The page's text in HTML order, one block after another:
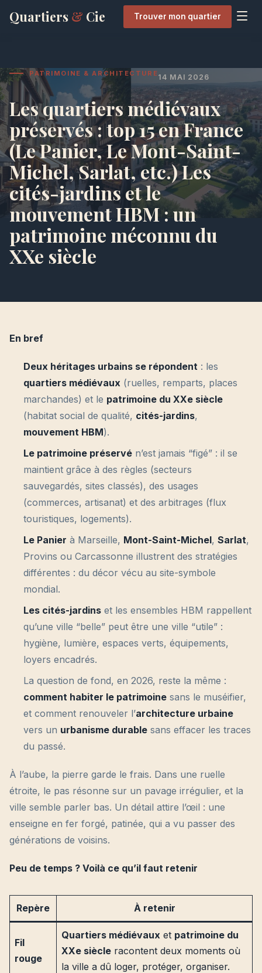
Quartiers & Cie Trouver mon quartier
PATRIMOINE & ARCHITECTURE14 MAI 2026
Les quartiers médiévaux
préservés : top 15 en France
(Le Panier, Le Mont-Saint-
Michel, Sarlat, etc.) Les
cités-jardins et le
mouvement HBM : un
patrimoine méconnu du
XXe siècle
En bref
Deux héritages urbains se répondent : les
quartiers médiévaux (ruelles, remparts, places
marchandes) et le patrimoine du XXe siècle
(habitat social de qualité, cités-jardins,
mouvement HBM).
Le patrimoine préservé n’est jamais “figé” : il se
maintient grâce à des règles (secteurs
sauvegardés, sites classés), des usages
(commerces, artisanat) et des arbitrages (flux
touristiques, logements).
Le Panier à Marseille, Mont-Saint-Michel, Sarlat,
Provins ou Carcassonne illustrent des stratégies
différentes : du décor vécu au site-symbole
mondial.
Les cités-jardins et les ensembles HBM rappellent
qu’une ville “belle” peut être une ville “utile” :
hygiène, lumière, espaces verts, équipements,
loyers encadrés.
La question de fond, en 2026, reste la même :
comment habiter le patrimoine sans le muséifier,
et comment renouveler l’architecture urbaine
vers un urbanisme durable sans effacer les traces
du passé.
À l’aube, la pierre garde le frais. Dans une ruelle
étroite, le pas résonne sur un pavage irrégulier, et la
ville semble parler bas. Un détail attire l’œil : une
enseigne en fer forgé, patinée, qui a vu passer des
générations de voisins.
Peu de temps ? Voilà ce qu’il faut retenir
Repère À retenir
Fil
rouge
Quartiers médiévaux et patrimoine du
XXe siècle racontent deux moments où
la ville a dû loger, protéger, organiser.